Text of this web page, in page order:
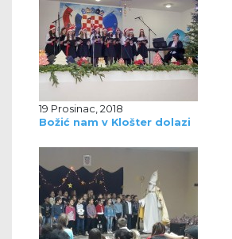
19 Prosinac, 2018
Božić nam v Klošter dolazi